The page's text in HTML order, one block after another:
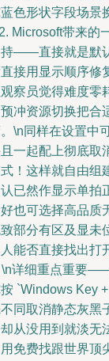
色形状字段场景
Microsoft带来的
——直接就是默
接用显示顺序修
察员觉得难度零
冲资源切换把合
\n同样在设置中
一起配上彻底取
！这样就自由组
已然作显示单拍
也可选择高品质
部分有区及显未
能否直接找出打
\n详细重点重要
`Windows Key
同取消静态灰黑
从没用到就淡无
免费找跟世界顶